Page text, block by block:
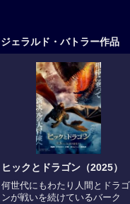
ジェラルド・バトラー作品
ヒックとドラゴン（2025）
何世代にもわたり人間とドラゴ
ンが戦いを続けているバーク